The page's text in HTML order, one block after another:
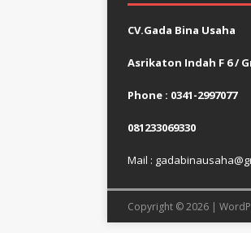
CV.Gada Bina Usaha
Asrikaton Indah F 6 /
Phone : 0341-2997077
081233069330
Mail :
Copyright © 2026 |